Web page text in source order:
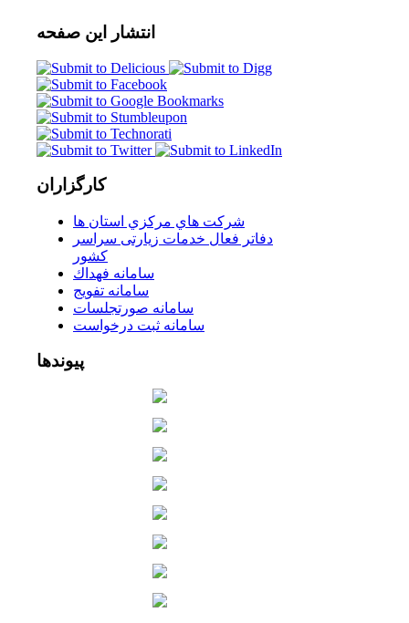
انتشار این صفحه
کارگزاران
شركت هاي مركزي استان ها
دفاتر فعال خدمات زیارتی سراسر
كشور
سامانه فهداك
سامانه تفويج
سامانه صورتجلسات
سامانه ثبت درخواست
پیوندها